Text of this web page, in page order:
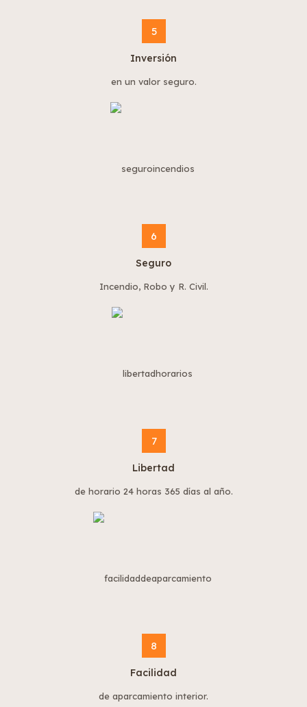
5
Inversión
en un valor seguro.
6
Seguro
Incendio, Robo y R. Civil.
7
Libertad
de horario 24 horas 365 días al año.
8
Facilidad
de aparcamiento interior.